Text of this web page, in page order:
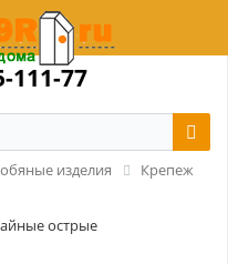
111-77
изделия
Крепеж
острые